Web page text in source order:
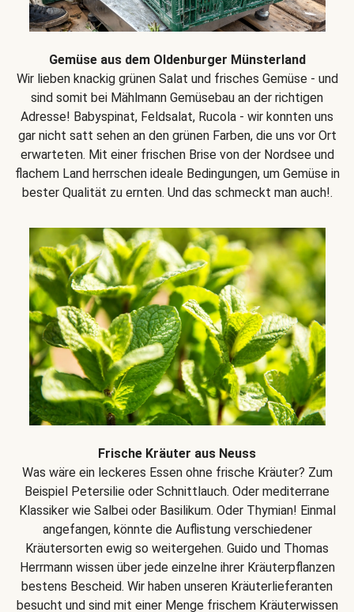
Gemüse aus dem Oldenburger Münsterland
Wir lieben knackig grünen Salat und frisches Gemüse - und
sind somit bei Mählmann Gemüsebau an der richtigen
Adresse! Babyspinat, Feldsalat, Rucola - wir konnten uns
gar nicht satt sehen an den grünen Farben, die uns vor Ort
erwarteten. Mit einer frischen Brise von der Nordsee und
flachem Land herrschen ideale Bedingungen, um Gemüse in
bester Qualität zu ernten. Und das schmeckt man auch!.
Frische Kräuter aus Neuss
Was wäre ein leckeres Essen ohne frische Kräuter? Zum
Beispiel Petersilie oder Schnittlauch. Oder mediterrane
Klassiker wie Salbei oder Basilikum. Oder Thymian! Einmal
angefangen, könnte die Auflistung verschiedener
Kräutersorten ewig so weitergehen. Guido und Thomas
Herrmann wissen über jede einzelne ihrer Kräuterpflanzen
bestens Bescheid. Wir haben unseren Kräuterlieferanten
besucht und sind mit einer Menge frischem Kräuterwissen